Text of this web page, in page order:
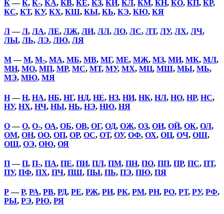
К—К, К-, КА, КВ, КЕ, КЗ, КИ, КЛ, КМ, КН, КО, КП, КР,
КС, КТ, КУ, КХ, КШ, КЫ, КЬ, КЭ, КЮ, КЯ
Л—Л, ЛА, ЛЕ, ЛЖ, ЛИ, ЛЛ, ЛО, ЛС, ЛТ, ЛУ, ЛХ, ЛЧ,
ЛЫ, ЛЬ, ЛЭ, ЛЮ, ЛЯ
М—М, М-, МА, МБ, МВ, МГ, МЕ, МЖ, МЗ, МИ, МК, МЛ,
МН, МО, МП, МР, МС, МТ, МУ, МХ, МЦ, МШ, МЫ, МЬ,
МЭ, МЮ, МЯ
Н—Н, НА, НБ, НГ, НД, НЕ, НЗ, НИ, НК, НЛ, НО, НР, НС,
НУ, НХ, НЧ, НЫ, НЬ, НЭ, НЮ, НЯ
О—О, О-, ОА, ОБ, ОВ, ОГ, ОД, ОЖ, ОЗ, ОИ, ОЙ, ОК, ОЛ,
ОМ, ОН, ОО, ОП, ОР, ОС, ОТ, ОУ, ОФ, ОХ, ОЦ, ОЧ, ОШ,
ОЩ, ОЭ, ОЮ, ОЯ
П—П, П-, ПА, ПЕ, ПИ, ПЛ, ПМ, ПН, ПО, ПП, ПР, ПС, ПТ,
ПУ, ПФ, ПХ, ПЧ, ПШ, ПЫ, ПЬ, ПЭ, ПЮ, ПЯ
Р—Р, РА, РВ, РД, РЕ, РЖ, РИ, РК, РМ, РН, РО, РТ, РУ, РФ,
РЫ, РЭ, РЮ, РЯ